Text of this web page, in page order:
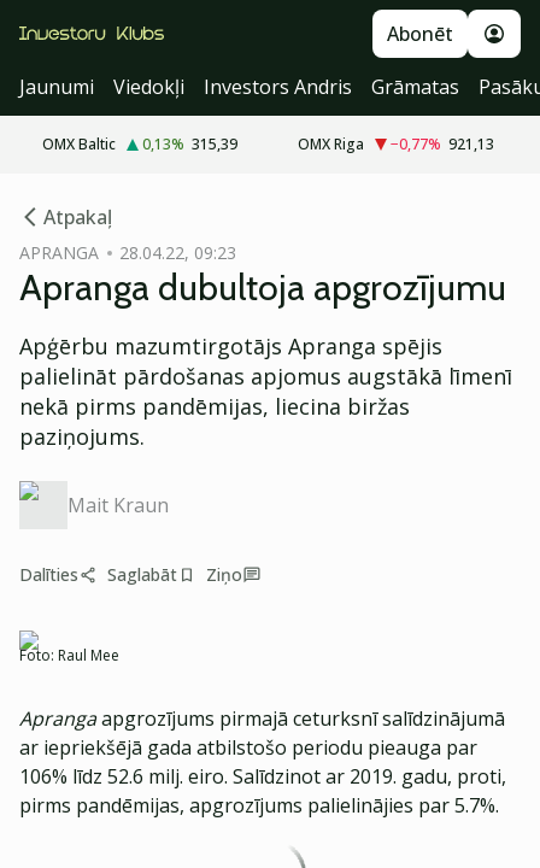
Abonēt
Jaunumi
Viedokļi Investors Andris Grāmatas
OMX Baltic 0,13% 315,39 OMX Riga −0,77% 921,13
Atpakaļ
APRANGA 28.04.22, 09:23
Apranga dubultoja apgrozījumu
Apģērbu mazumtirgotājs Apranga spējis
palielināt pārdošanas apjomus augstākā līmenī
nekā pirms pandēmijas, liecina biržas
paziņojums.
Mait Kraun
Dalīties Saglabāt Ziņo
Foto: Raul Mee
Aprangaapgrozījums pirmajā ceturksnī salīdzinājumā
ar iepriekšējā gada atbilstošo periodu pieauga par
106% līdz 52.6 milj. eiro. Salīdzinot ar 2019. gadu, proti,
pirms pandēmijas, apgrozījums palielinājies par 5.7%.